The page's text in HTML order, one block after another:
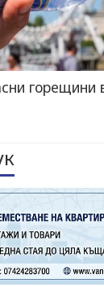
горещини